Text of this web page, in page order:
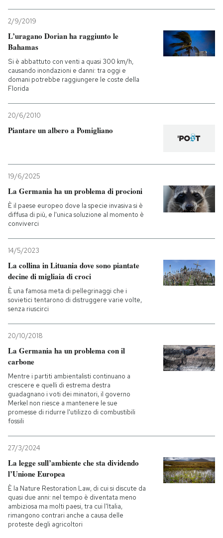
2/9/2019
L’uragano Dorian ha raggiunto le
Bahamas
Si è abbattuto con venti a quasi 300 km/h,
causando inondazioni e danni: tra oggi e
domani potrebbe raggiungere le coste della
Florida
20/6/2010
Piantare un albero a Pomigliano
19/6/2025
La Germania ha un problema di procioni
È il paese europeo dove la specie invasiva si è
diffusa di più, e l'unica soluzione al momento è
conviverci
14/5/2023
La collina in Lituania dove sono piantate
decine di migliaia di croci
È una famosa meta di pellegrinaggi che i
sovietici tentarono di distruggere varie volte,
senza riuscirci
20/10/2018
La Germania ha un problema con il
carbone
Mentre i partiti ambientalisti continuano a
crescere e quelli di estrema destra
guadagnano i voti dei minatori, il governo
Merkel non riesce a mantenere le sue
promesse di ridurre l'utilizzo di combustibili
fossili
27/3/2024
La legge sull’ambiente che sta dividendo
l’Unione Europea
È la Nature Restoration Law, di cui si discute da
quasi due anni: nel tempo è diventata meno
ambiziosa ma molti paesi, tra cui l'Italia,
rimangono contrari anche a causa delle
proteste degli agricoltori